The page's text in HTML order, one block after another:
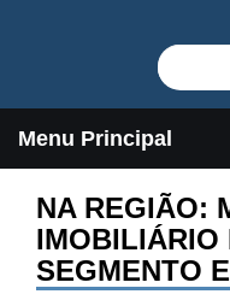
Menu Principal
NA REGIÃO:
IMOBILIÁRIO
SEGMENTO